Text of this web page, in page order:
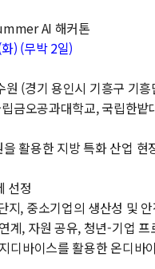
AI 해커톤
) (무박 2일)
(경기 용인시 기흥구 기
금오공과대학교, 국립한
활용한 지방 특화 산업
선정
, 중소기업의 생산성 및
, 자원 공유, 청년-기업 프
바이스를 활용한 온디바